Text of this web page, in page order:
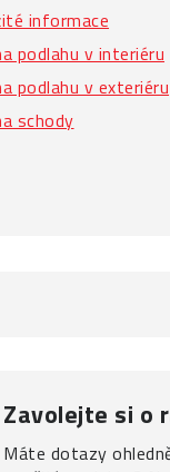
informace
podlahu v interiéru
podlahu v exteriéru
schody
Zavolejte si o
Máte dotazy